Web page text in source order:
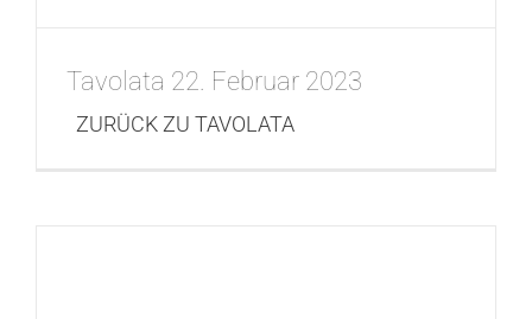
Tavolata 22. Februar 2023
ZURÜCK ZU TAVOLATA